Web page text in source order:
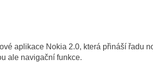
aplikace Nokia 2.0, která přináší řadu
ale navigační funkce.